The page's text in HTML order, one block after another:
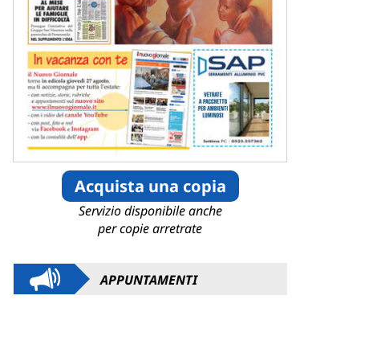
Acquista una copia
Servizio disponibile anche
per copie arretrate
APPUNTAMENTI